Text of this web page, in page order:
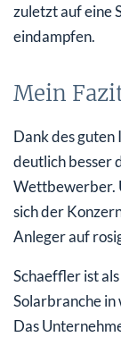
zuletzt auf eine
eindampfen.
Mein
Dank des
deutlich besser
Wettbewerber.
sich der
Anleger auf
Schaeffler ist
Solarbranche
Das